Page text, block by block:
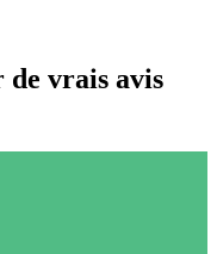
de vrais avis